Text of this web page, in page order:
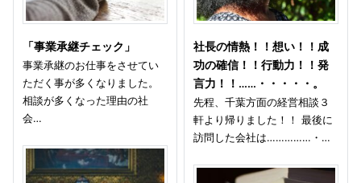
「事業承継チェック」
事業承継のお仕事をさせてい
ただく事が多くなりました。
相談が多くなった理由の社
会…
社長の情熱！！想い！！成
功の確信！！行動力！！発
言力！！……・・・・・。
先程、千葉方面の経営相談３
軒より帰りました！！ 最後に
訪問した会社は……………・…